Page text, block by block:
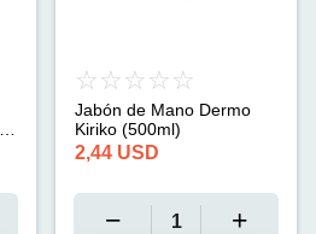
Jabón de Mano Dermo
Kiriko (500ml)
2,44 USD